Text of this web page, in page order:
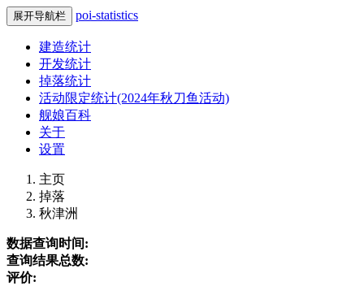
展开导航栏 poi-statistics
建造统计
开发统计
掉落统计
活动限定统计(2024年秋刀鱼活动)
舰娘百科
关于
设置
主页
掉落
秋津洲
数据查询时间:
查询结果总数:
评价: